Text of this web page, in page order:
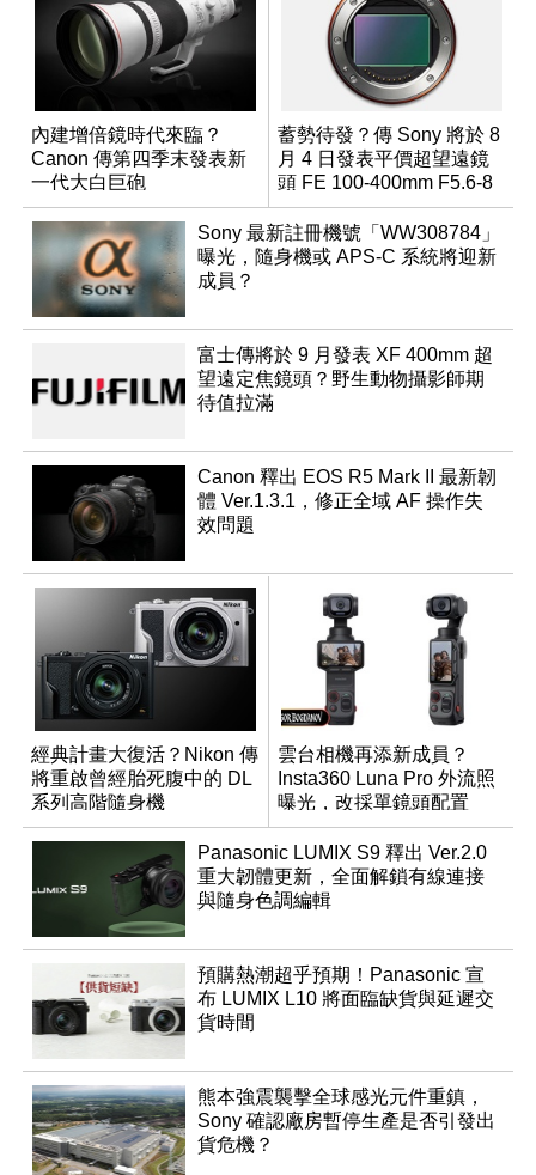
內建增倍鏡時代來臨？
Canon 傳第四季末發表新
一代大白巨砲
蓄勢待發？傳 Sony 將於 8
月 4 日發表平價超望遠鏡
頭 FE 100-400mm F5.6-8
Sony 最新註冊機號「WW308784」
曝光，隨身機或 APS-C 系統將迎新
成員？
富士傳將於 9 月發表 XF 400mm 超
望遠定焦鏡頭？野生動物攝影師期
待值拉滿
Canon 釋出 EOS R5 Mark II 最新韌
體 Ver.1.3.1，修正全域 AF 操作失
效問題
經典計畫大復活？Nikon 傳
將重啟曾經胎死腹中的 DL
系列高階隨身機
雲台相機再添新成員？
Insta360 Luna Pro 外流照
曝光，改採單鏡頭配置
Panasonic LUMIX S9 釋出 Ver.2.0
重大韌體更新，全面解鎖有線連接
與隨身色調編輯
預購熱潮超乎預期！Panasonic 宣
布 LUMIX L10 將面臨缺貨與延遲交
貨時間
熊本強震襲擊全球感光元件重鎮，
Sony 確認廠房暫停生產是否引發出
貨危機？